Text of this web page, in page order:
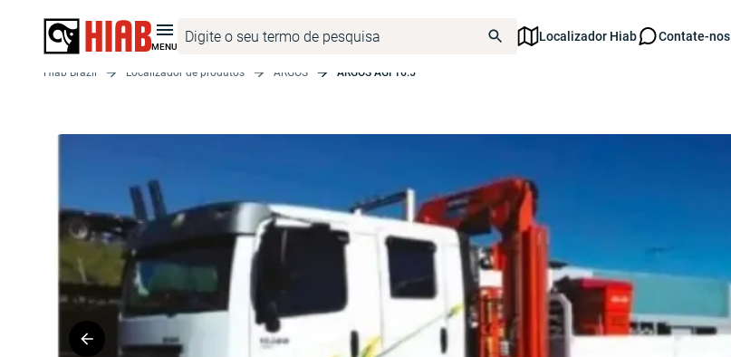
MENU
Localizador Hiab Contate-nos
Hiab Brazil Localizador de produtos ARGOS ARGOS AGI 16.5